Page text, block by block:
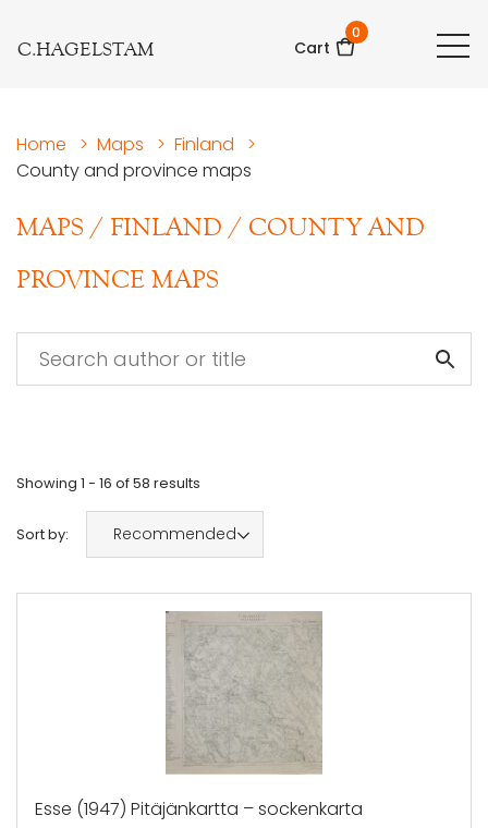
C.HAGELSTAM Cart
0
Home > Maps > Finland
>
County and province maps
MAPS / FINLAND / COUNTY AND
PROVINCE MAPS
Showing 1 - 16 of58 results
Sort by: Recommended
Esse (1947) Pitäjänkartta – sockenkarta